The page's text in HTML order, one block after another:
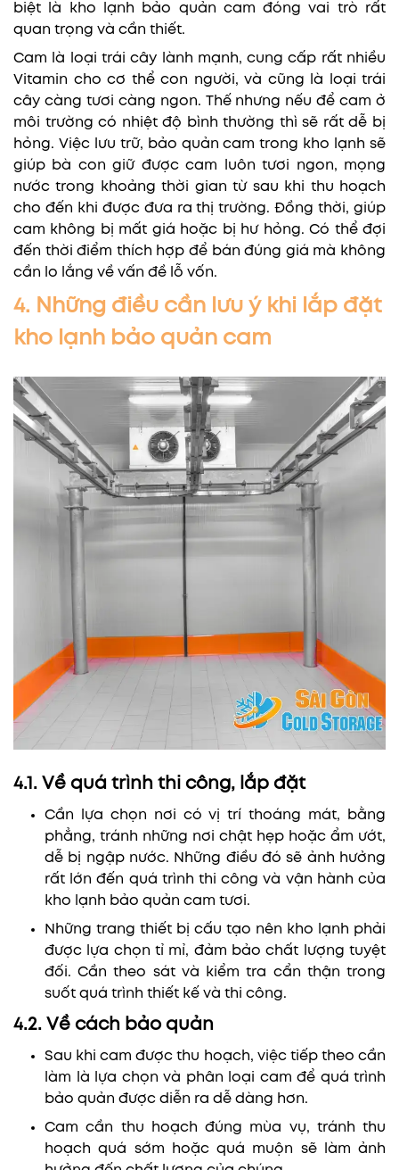
biệt là kho lạnh bảo quản cam đóng vai trò rất
quan trọng và cần thiết.
Cam là loại trái cây lành mạnh, cung cấp rất nhiều
Vitamin cho cơ thể con người, và cũng là loại trái
cây càng tươi càng ngon. Thế nhưng nếu để cam ở
môi trường có nhiệt độ bình thường thì sẽ rất dễ bị
hỏng. Việc lưu trữ, bảo quản cam trong kho lạnh sẽ
giúp bà con giữ được cam luôn tươi ngon, mọng
nước trong khoảng thời gian từ sau khi thu hoạch
cho đến khi được đưa ra thị trường. Đồng thời, giúp
cam không bị mất giá hoặc bị hư hỏng. Có thể đợi
đến thời điểm thích hợp để bán đúng giá mà không
cần lo lắng về vấn đề lỗ vốn.
4. Những điều cần lưu ý khi lắp đặt
kho lạnh bảo quản cam
4.1. Về quá trình thi công, lắp đặt
Cần lựa chọn nơi có vị trí thoáng mát, bằng
phẳng, tránh những nơi chật hẹp hoặc ẩm ướt,
dễ bị ngập nước. Những điều đó sẽ ảnh hưởng
rất lớn đến quá trình thi công và vận hành của
kho lạnh bảo quản cam tươi.
Những trang thiết bị cấu tạo nên kho lạnh phải
được lựa chọn tỉ mỉ, đảm bảo chất lượng tuyệt
đối. Cần theo sát và kiểm tra cẩn thận trong
suốt quá trình thiết kế và thi công.
4.2. Về cách bảo quản
Sau khi cam được thu hoạch, việc tiếp theo cần
làm là lựa chọn và phân loại cam để quá trình
bảo quản được diễn ra dễ dàng hơn.
Cam cần thu hoạch đúng mùa vụ, tránh thu
hoạch quá sớm hoặc quá muộn sẽ làm ảnh